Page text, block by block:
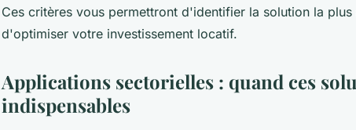
Ces critères vous permettront d'identifier la solution la
d'optimiser votre investissement locatif.
Applications sectorielles : quand ces
indispensables